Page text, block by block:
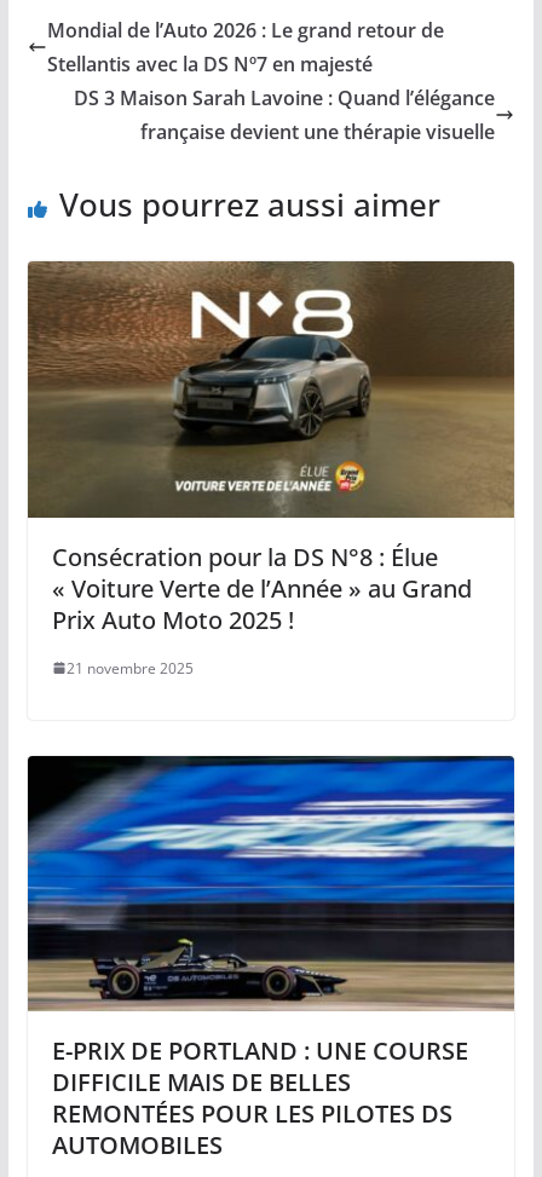
Mondial de l’Auto 2026 : Le grand retour de
Stellantis avec la DS Nº7 en majesté
DS 3 Maison Sarah Lavoine : Quand l’élégance
française devient une thérapie visuelle
Vous pourrez aussi aimer
Consécration pour la DS N°8 : Élue
« Voiture Verte de l’Année » au Grand
Prix Auto Moto 2025 !
21 novembre 2025
E-PRIX DE PORTLAND : UNE COURSE
DIFFICILE MAIS DE BELLES
REMONTÉES POUR LES PILOTES DS
AUTOMOBILES